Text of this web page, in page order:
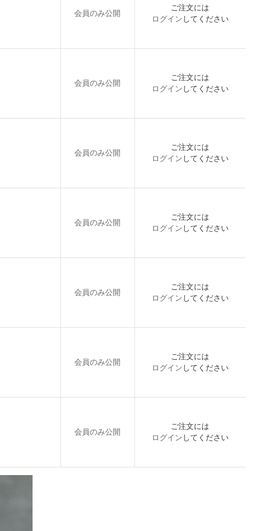
会員のみ公開
ご注文には
ログイン してください
会員のみ公開
ご注文には
ログイン してください
会員のみ公開
ご注文には
ログイン してください
会員のみ公開
ご注文には
ログイン してください
会員のみ公開
ご注文には
ログイン してください
会員のみ公開
ご注文には
ログイン してください
会員のみ公開
ご注文には
ログイン してください